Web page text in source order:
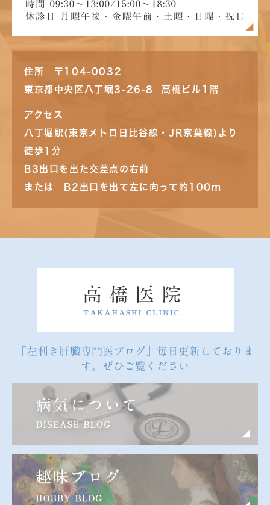
住所 〒104-0032
東京都中央区八丁堀3-26-8 高橋ビル1階
アクセス
八丁堀駅(東京メトロ日比谷線・JR京葉線)より
徒歩1分
B3出口を出た交差点の右前
または B2出口を出て左に向って約100m
「左利き肝臓専門医ブログ」毎日更新しておりま
す。ぜひご覧ください